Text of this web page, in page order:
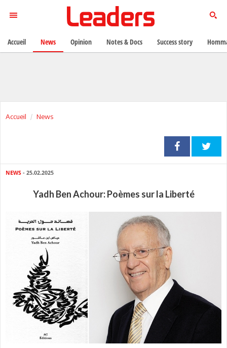
Accueil News
NEWS - 25.02.2025
Yadh Ben Achour: Poèmes sur la Liberté
Accueil News Opinion Notes & Docs Success story